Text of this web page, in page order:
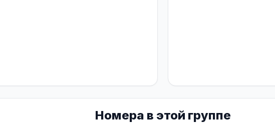
Номера в этой группе